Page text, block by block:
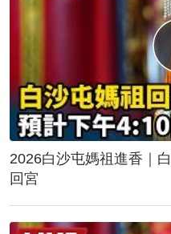
2026白沙屯媽祖進香｜白沙屯媽
回宮